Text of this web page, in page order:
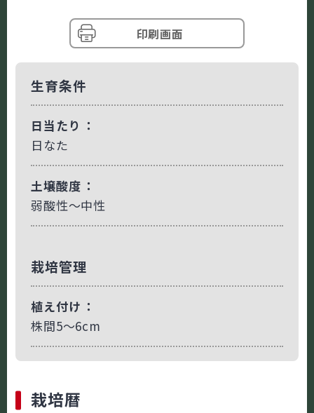
印刷画面
生育条件
日当たり
日なた
土壌酸度
弱酸性～中性
栽培管理
植え付け
株間5～6cm
栽培暦